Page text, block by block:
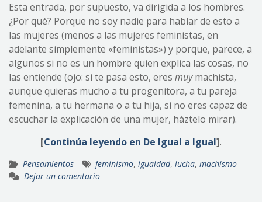
Esta entrada, por supuesto, va dirigida a los hombres.
¿Por qué? Porque no soy nadie para hablar de esto a
las mujeres (menos a las mujeres feministas, en
adelante simplemente «feministas») y porque, parece, a
algunos si no es un hombre quien explica las cosas, no
las entiende (ojo: si te pasa esto, eres muymachista,
aunque quieras mucho a tu progenitora, a tu pareja
femenina, a tu hermana o a tu hija, si no eres capaz de
escuchar la explicación de una mujer, háztelo mirar).
[Continúa leyendo en De Igual a Igual].
Pensamientos feminismo, igualdad, lucha, machismo
Dejar un comentario